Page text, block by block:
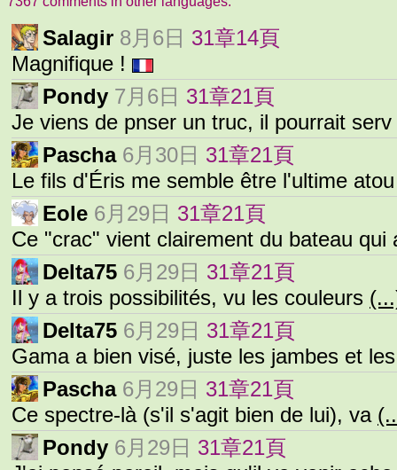
Salagir 8月6日 31章14頁
Magnifique !
Pondy 7月6日 31章21頁
Je viens de pnser un truc, il pourrait serv
Pascha 6月30日 31章21頁
Le fils d'Éris me semble être l'ultime
Eole 6月29日 31章21頁
Ce "crac" vient clairement du bateau qui
Delta75 6月29日 31章21頁
Il y a trois possibilités, vu les couleurs
Delta75 6月29日 31章21頁
Gama a bien visé, juste les jambes et
Pascha 6月29日 31章21頁
Ce spectre-là (s'il s'agit bien de lui), va
Pondy 6月29日 31章21頁